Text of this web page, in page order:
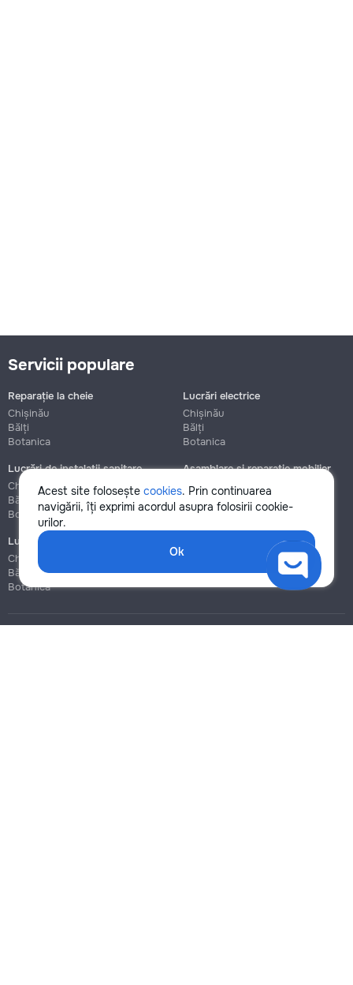
Acest site folosește cookies. Prin continuarea
navigării, îți exprimi acordul asupra folosirii cookie-
urilor.
Ok
Servicii populare
Reparație la cheie
Chișinău
Bălți
Botanica
Lucrări electrice
Chișinău
Bălți
Botanica
Lucrări de instalații sanitare
Chișinău
Bălți
Botanica
Asamblare și reparație mobilier
Chișinău
Botanica
Lucrări de construcție și instalare
Chișinău
Bălți
Botanica